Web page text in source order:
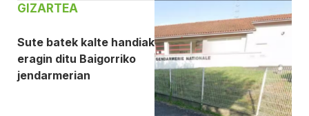
GIZARTEA
Sute batek kalte handiak
eragin ditu Baigorriko
jendarmerian